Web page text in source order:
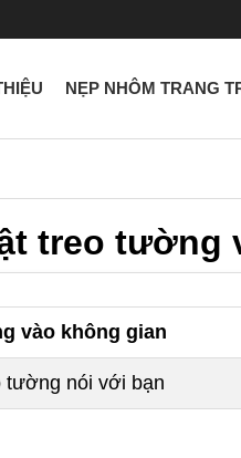
NẸP NHÔM TRANG
treo tường
vào không gian
tường nói với bạn